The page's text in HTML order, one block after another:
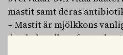
mastit samt deras
– Mastit är mjölkkons
den behandlas ofta med